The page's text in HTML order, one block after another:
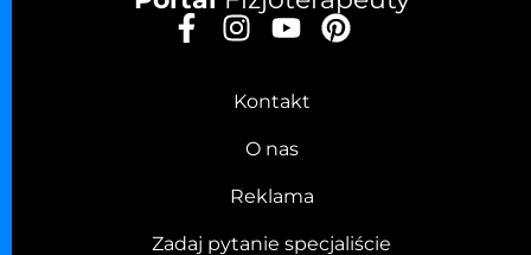
Kontakt
O nas
Reklama
Zadaj pytanie specjaliście